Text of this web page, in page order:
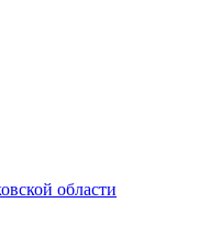
области